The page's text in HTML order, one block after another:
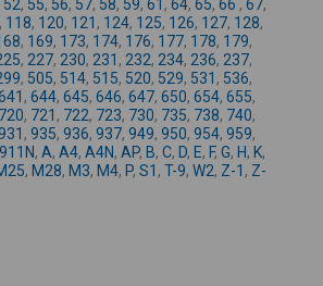
-
52, 55, 56, 57, 58, 59, 61 , 64, 65, 66 , 67,
, 118, 120, 121 , 124, 125, 126, 127, 128,
, 169, 173, 174, 176, 177, 178, 179,
, 227, 230, 231 , 232, 234, 236, 237,
, 505, 514, 515, 520, 529, 531 , 536,
, 644, 645, 646, 647, 650, 654, 655,
720, 721 , 722, 723, 730, 735, 738, 740,
, 935, 936, 937, 949, 950, 954, 959,
911N, A, A4, A4N, AP, B, C, D, E, F, G, H, K,
, M28, M3, M4, P, S1 , T-9, W2, Z-1 , Z-